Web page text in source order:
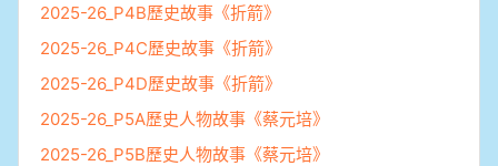
2025-26_P4B歷史故事《折箭》
2025-26_P4C歷史故事《折箭》
2025-26_P4D歷史故事《折箭》
2025-26_P5A歷史人物故事《蔡元培》
2025-26_P5B歷史人物故事《蔡元培》